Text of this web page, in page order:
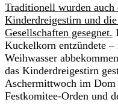
Traditionell wurden auch
Kinderdreigestirn und
Gesellschaften gesegnet.
Kuckelkorn entzündete –
Weihwasser
das Kinderdreigestirn
Aschermittwoch im Dom
Festkomitee-Orden und